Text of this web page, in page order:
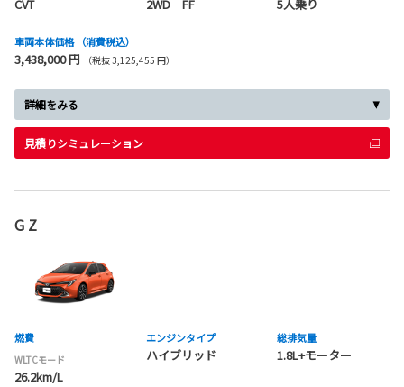
CVT 2WD FF 5人乗り
車両本体価格 （消費税込）
3,438,000 円 （税抜 3,125,455 円）
詳細をみる
見積りシミュレーション
G Z
燃費
WLTCモード
26.2km/L
エンジンタイプ
ハイブリッド
総排気量
1.8L+モーター